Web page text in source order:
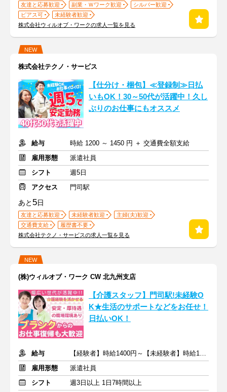
友達と応募歓迎 副業・Ｗワーク歓迎
シルバー歓迎
ピアス可
未経験者歓迎
株式会社ウィルオブ・ワークの求人一覧を見る
NEW
株式会社テクノ・サービス
【仕分け・梱包】≪登録制≫日払
いもOK！30～50代が活躍中！久し
ぶりのお仕事にもオススメ
給与
時給 1200 ～ 1450 円 ＋ 交通費全額支給
雇用形態
派遣社員
シフト
週5日
アクセス
門司駅
あと 5日
友達と応募歓迎 未経験者歓迎
主婦(夫)歓迎
交通費支給
履歴書不要
株式会社テクノ・サービスの求人一覧を見る
NEW
(株)ウィルオブ・ワーク CW 北九州支店
【介護スタッフ】門司駅!未経験O
K★生活のサポートなどをお任せ！
日払いOK！
給与
【経験者】時給1400円～【未経験者】時給1300円～ ＋交通費
雇用形態
派遣社員
シフト
週3日以上 1日7時間以上